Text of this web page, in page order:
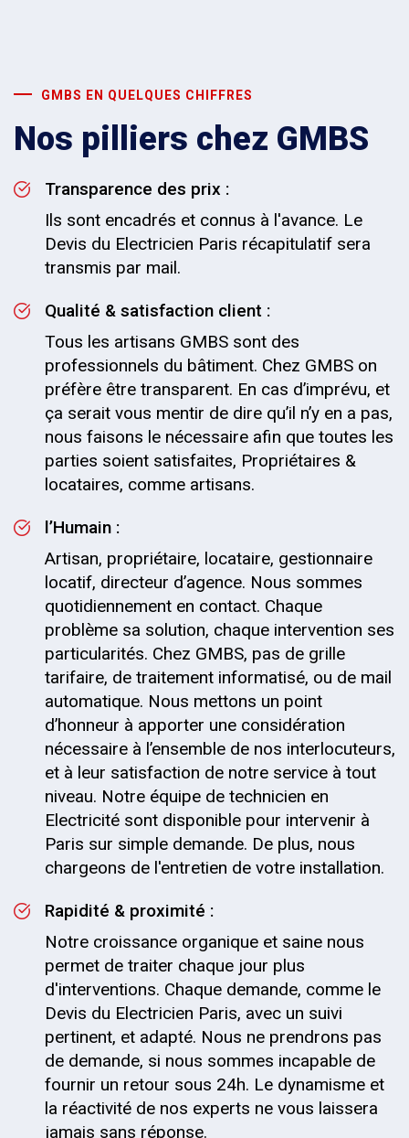
GMBS EN QUELQUES CHIFFRES
Nos pilliers chez GMBS
Transparence des prix :
Ils sont encadrés et connus à l'avance. Le
Devis du Electricien Paris récapitulatif sera
transmis par mail.
Qualité & satisfaction client :
Tous les artisans GMBS sont des
professionnels du bâtiment. Chez GMBS on
préfère être transparent. En cas d’imprévu, et
ça serait vous mentir de dire qu’il n’y en a pas,
nous faisons le nécessaire afin que toutes les
parties soient satisfaites, Propriétaires &
locataires, comme artisans.
l’Humain :
Artisan, propriétaire, locataire, gestionnaire
locatif, directeur d’agence. Nous sommes
quotidiennement en contact. Chaque
problème sa solution, chaque intervention ses
particularités. Chez GMBS, pas de grille
tarifaire, de traitement informatisé, ou de mail
automatique. Nous mettons un point
d’honneur à apporter une considération
nécessaire à l’ensemble de nos interlocuteurs,
et à leur satisfaction de notre service à tout
niveau. Notre équipe de technicien en
Electricité sont disponible pour intervenir à
Paris sur simple demande. De plus, nous
chargeons de l'entretien de votre installation.
Rapidité & proximité :
Notre croissance organique et saine nous
permet de traiter chaque jour plus
d'interventions. Chaque demande, comme le
Devis du Electricien Paris, avec un suivi
pertinent, et adapté. Nous ne prendrons pas
de demande, si nous sommes incapable de
fournir un retour sous 24h. Le dynamisme et
la réactivité de nos experts ne vous laissera
jamais sans réponse.